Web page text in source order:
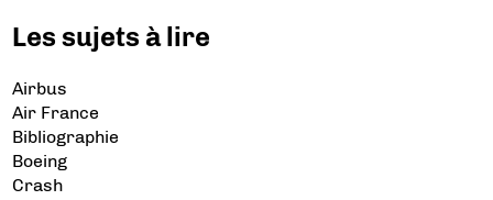
Les sujets à lire
Airbus
Air France
Bibliographie
Boeing
Crash